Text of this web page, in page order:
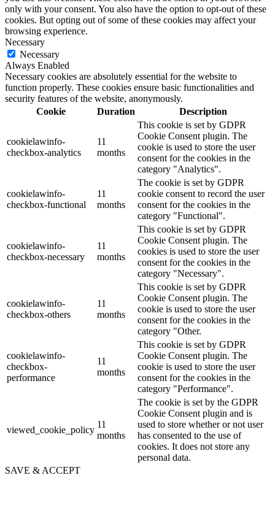
only with your consent. You also have the option to opt-out of these
cookies. But opting out of some of these cookies may affect your
browsing experience.
Necessary
Necessary
Always Enabled
Necessary cookies are absolutely essential for the website to
function properly. These cookies ensure basic functionalities and
security features of the website, anonymously.
Cookie
Duration Description
cookielawinfo-
checkbox-analytics
11
months
This cookie is set by GDPR
Cookie Consent plugin. The
cookie is used to store the user
consent for the cookies in the
category "Analytics".
cookielawinfo-
checkbox-functional
11
months
The cookie is set by GDPR
cookie consent to record the user
consent for the cookies in the
category "Functional".
cookielawinfo-
checkbox-necessary
11
months
This cookie is set by GDPR
Cookie Consent plugin. The
cookies is used to store the user
consent for the cookies in the
category "Necessary".
cookielawinfo-
checkbox-others
11
months
This cookie is set by GDPR
Cookie Consent plugin. The
cookie is used to store the user
consent for the cookies in the
category "Other.
cookielawinfo-
checkbox-
performance
11
months
This cookie is set by GDPR
Cookie Consent plugin. The
cookie is used to store the user
consent for the cookies in the
category "Performance".
viewed_cookie_policy
11
months
The cookie is set by the GDPR
Cookie Consent plugin and is
used to store whether or not user
has consented to the use of
cookies. It does not store any
personal data.
SAVE & ACCEPT